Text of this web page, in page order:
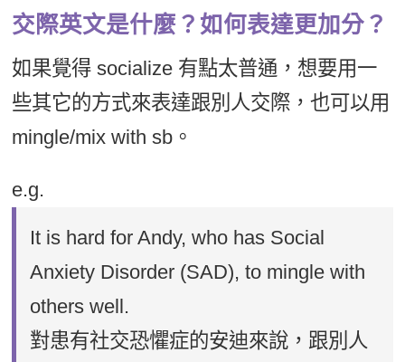
交際英文是什麼？如何表達更加分？
如果覺得 socialize 有點太普通，想要用一
些其它的方式來表達跟別人交際，也可以用
mingle/mix with sb。
e.g.
It is hard for Andy, who has Social
Anxiety Disorder (SAD), to mingle with
others well.
對患有社交恐懼症的安迪來說，跟別人